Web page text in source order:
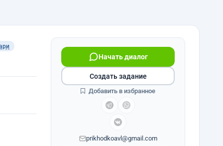
Начать диалог
prikhodkoavl@gmail.com
Создать задание
Добавить в избранное